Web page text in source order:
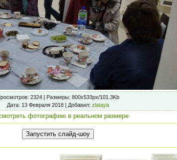
: 2324 | Размеры: 800x533px/101.3Kb
Дата: 13 Февраля 2018 | Добавил: zlataya
фотографию в реальном размере